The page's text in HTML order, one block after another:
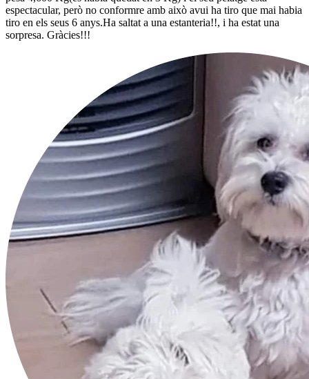
espectacular, però no conformre amb això avui ha tiro que mai habia
tiro en els seus 6 anys.Ha saltat a una estanteria!!, i ha estat una
sorpresa. Gràcies!!!